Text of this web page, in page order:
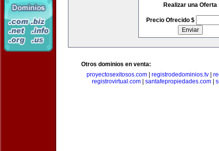
Realizar una Oferta
Precio Ofrecido $
Otros dominios en venta:
proyectosexitosos.com
registrodedominios.tv
registrovirtual.com
santafepropiedades.com